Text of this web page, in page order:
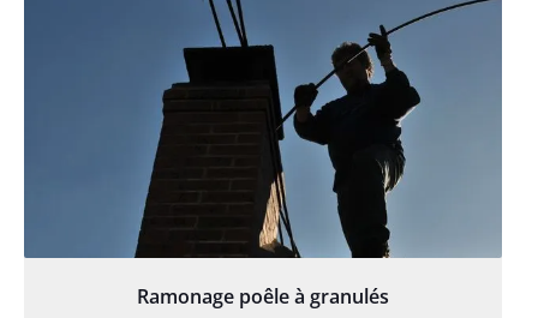
Ramonage poêle à granulés